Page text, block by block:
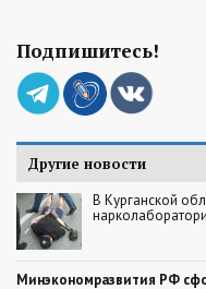
Подпишитесь!
Другие новости
В Курганской
Минэкономразвития РФ